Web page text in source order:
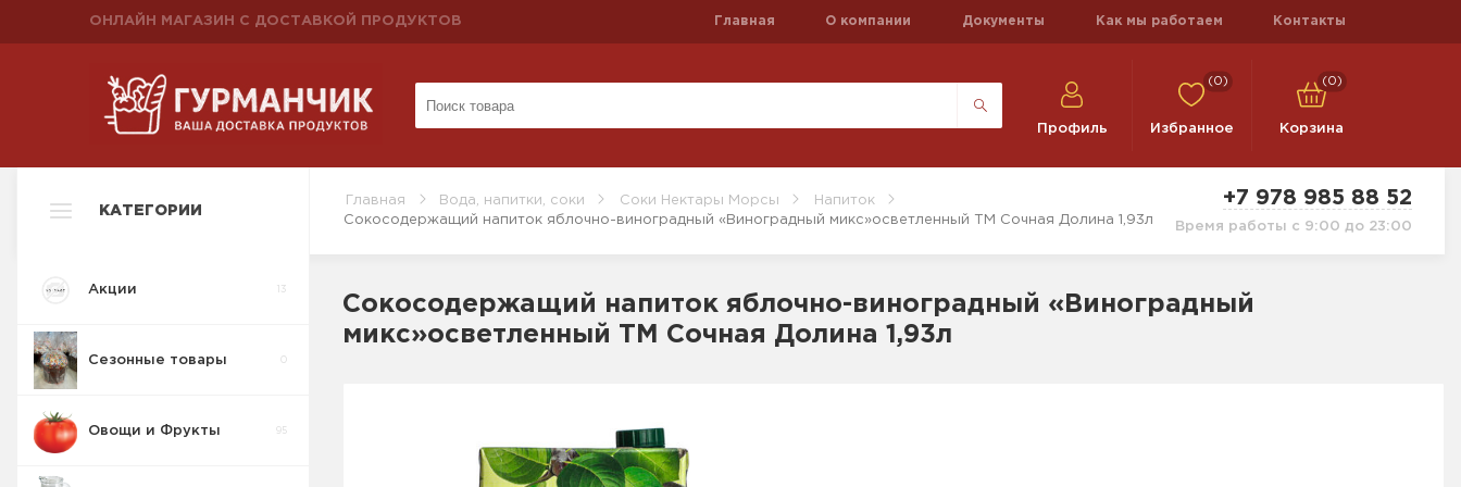
ОНЛАЙН МАГАЗИН С ДОСТАВКОЙ ПРОДУКТОВ Главная О компании Документы Как мы работаем Контакты
Профиль
(0)
Избранное
(0)
Корзина
Главная Вода, напитки, соки Соки Нектары Морсы
Напиток
Сокосодержащий напиток яблочно-виноградный «Виноградный микс»осветленный ТМ Сочная Долина 1,93л
+7 978 985 88 52
Время работы с 9:00 до 23:00
КАТЕГОРИИ
Акции 13
Сезонные товары
Овощи и Фрукты 95
Сокосодержащий напиток яблочно-виноградный «Виноградный
микс»осветленный ТМ Сочная Долина 1,93л